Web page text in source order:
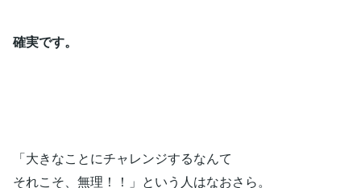
確実です。
「大きなことにチャレンジするなんて
それこそ、無理！！」という人はなおさら。